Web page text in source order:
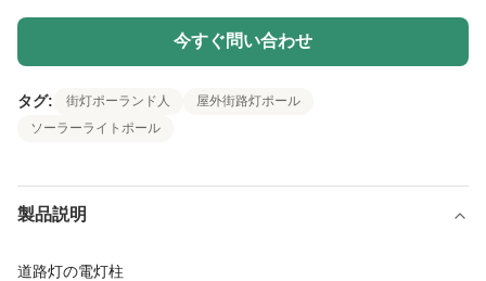
今すぐ問い合わせ
タグ: 街灯ポーランド人
屋外街路灯ポール
ソーラーライトポール
製品説明
道路灯の電灯柱